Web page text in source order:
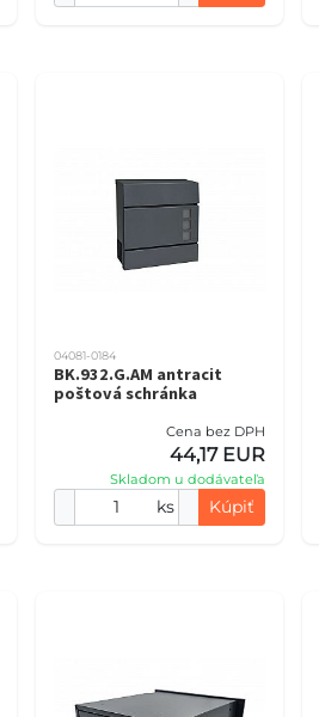
04081-0184
BK.932.G.AM antracit
poštová schránka
Cena bez DPH
44,17 EUR
Skladom u dodávateľa
ks Kúpiť